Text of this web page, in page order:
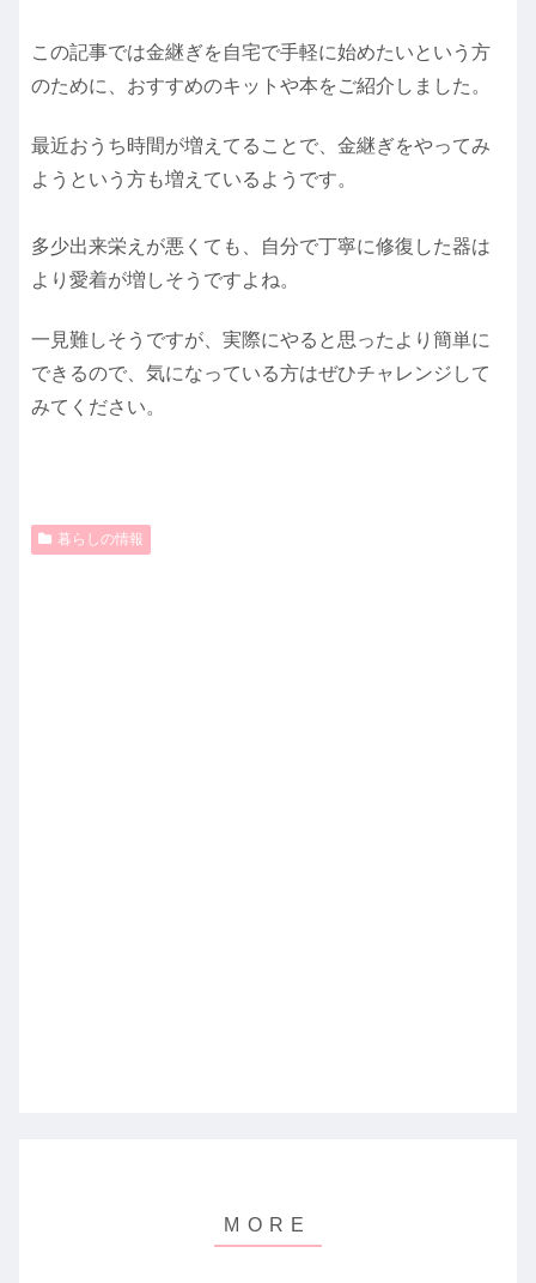
この記事では金継ぎを自宅で手軽に始めたいという方
のために、おすすめのキットや本をご紹介しました。
最近おうち時間が増えてることで、金継ぎをやってみ
ようという方も増えているようです。
多少出来栄えが悪くても、自分で丁寧に修復した器は
より愛着が増しそうですよね。
一見難しそうですが、実際にやると思ったより簡単に
できるので、気になっている方はぜひチャレンジして
みてください。
暮らしの情報